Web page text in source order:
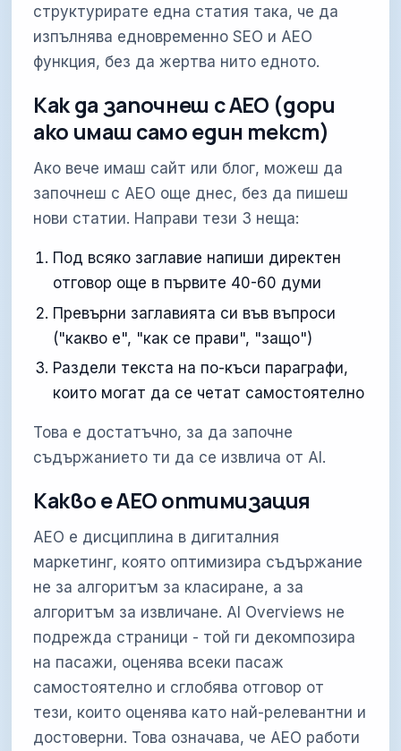
структурирате една статия така, че да
изпълнява едновременно SEO и AEO
функция, без да жертва нито едното.
Как да започнеш с AEO (дори
ако имаш само един текст)
Ако вече имаш сайт или блог, можеш да
започнеш с AEO още днес, без да пишеш
нови статии. Направи тези 3 неща:
Под всяко заглавие напиши директен
отговор още в първите 40-60 думи
Превърни заглавията си във въпроси
("какво е", "как се прави", "защо")
Раздели текста на по-къси параграфи,
които могат да се четат самостоятелно
Това е достатъчно, за да започне
съдържанието ти да се извлича от AI.
Какво е AEO оптимизация
AEO е дисциплина в дигиталния
маркетинг, която оптимизира съдържание
не за алгоритъм за класиране, а за
алгоритъм за извличане. AI Overviews не
подрежда страници - той ги декомпозира
на пасажи, оценява всеки пасаж
самостоятелно и сглобява отговор от
тези, които оценява като най-релевантни и
достоверни. Това означава, че AEO работи